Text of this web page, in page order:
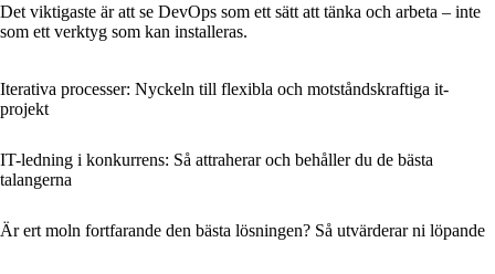
Det viktigaste är att se DevOps som ett sätt att tänka och arbeta – inte
som ett verktyg som kan installeras.
Iterativa processer: Nyckeln till flexibla och motståndskraftiga it-
projekt
IT-ledning i konkurrens: Så attraherar och behåller du de bästa
talangerna
Är ert moln fortfarande den bästa lösningen? Så utvärderar ni löpande